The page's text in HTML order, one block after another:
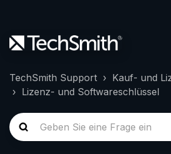
TechSmith Support
Kauf- und
Lizenz- und Softwareschlüssel